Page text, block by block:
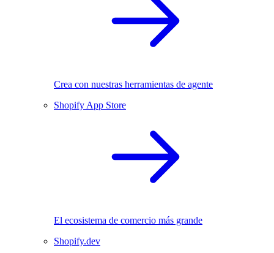
Crea con nuestras herramientas de agente
Shopify App Store
El ecosistema de comercio más grande
Shopify.dev